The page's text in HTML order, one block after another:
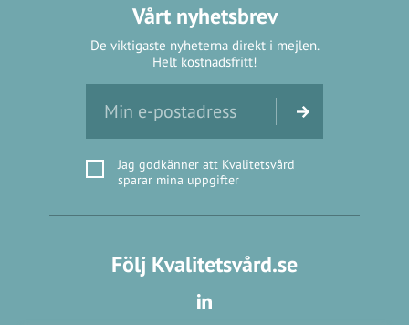
Vårt nyhetsbrev
De viktigaste nyheterna direkt i mejlen.
Helt kostnadsfritt!
Jag godkänner att Kvalitetsvård
sparar mina uppgifter
Följ Kvalitetsvård.se